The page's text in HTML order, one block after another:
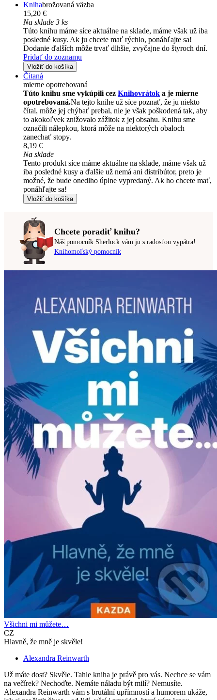
Knihabrožovaná väzba
15,20 €
Na sklade 3 ks
Túto knihu máme síce aktuálne na sklade, máme však už iba
posledné kusy. Ak ju chcete mať rýchlo, ponáhľajte sa!
Dodanie ďalších môže trvať dlhšie, zvyčajne do štyroch dní.
Pridať do zoznamu
Vložiť do košíka
Čítaná
mierne opotrebovaná
Túto knihu sme vykúpili cez Knihovrátok a je mierne
opotrebovaná.Na tejto knihe už síce poznať, že ju niekto
čítal, môže jej chýbať prebal, nie je však poškodená tak, aby
to akokoľvek znižovalo zážitok z jej obsahu. Knihu sme
označili nálepkou, ktorá môže na niektorých obaloch
zanechať stopy.
8,19 €
Na sklade
Tento produkt síce máme aktuálne na sklade, máme však už
iba posledné kusy a ďalšie už nemá ani distribútor, preto je
možné, že bude onedlho úplne vypredaný. Ak ho chcete mať,
ponáhľajte sa!
Vložiť do košíka
Chcete poradiť knihu?
Náš pomocník Sherlock vám ju s radosťou vypátra!
Knihomoľský pomocník
Všichni mi můžete…
CZ
Hlavně, že mně je skvěle!
Alexandra Reinwarth
Už máte dost? Skvěle. Tahle kniha je právě pro vás. Nechce se vám
na večírek? Nechoďte. Nemáte náladu být milí? Nemusíte.
Alexandra Reinwarth vám s brutální upřímností a humorem ukáže,